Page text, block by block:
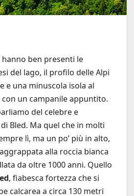
ben presenti le
del lago, il profilo delle Alpi
e una minuscola isola al
con un campanile appuntito.
del celebre e
Bled. Ma quel che in molti
lì, ma un po’ più in alto,
alla roccia bianca
da oltre 1000 anni. Quello
, fiabesca fortezza che si
calcarea a circa 130 metri